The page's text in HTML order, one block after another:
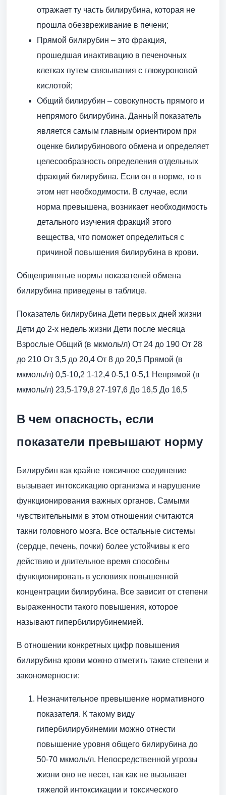
отражает ту часть билирубина, которая не
прошла обезвреживание в печени;
Прямой билирубин – это фракция,
прошедшая инактивацию в печеночных
клетках путем связывания с глюкуроновой
кислотой;
Общий билирубин – совокупность прямого и
непрямого билирубина. Данный показатель
является самым главным ориентиром при
оценке билирубинового обмена и определяет
целесообразность определения отдельных
фракций билирубина. Если он в норме, то в
этом нет необходимости. В случае, если
норма превышена, возникает необходимость
детального изучения фракций этого
вещества, что поможет определиться с
причиной повышения билирубина в крови.
Общепринятые нормы показателей обмена
билирубина приведены в таблице.
Показатель билирубина Дети первых дней жизни
Дети до 2-х недель жизни Дети после месяца
Взрослые Общий (в мкмоль/л) От 24 до 190 От 28
до 210 От 3,5 до 20,4 От 8 до 20,5 Прямой (в
мкмоль/л) 0,5-10,2 1-12,4 0-5,1 0-5,1 Непрямой (в
мкмоль/л) 23,5-179,8 27-197,6 До 16,5 До 16,5
В чем опасность, если
показатели превышают норму
Билирубин как крайне токсичное соединение
вызывает интоксикацию организма и нарушение
функционирования важных органов. Самыми
чувствительными в этом отношении считаются
такни головного мозга. Все остальные системы
(сердце, печень, почки) более устойчивы к его
действию и длительное время способны
функционировать в условиях повышенной
концентрации билирубина. Все зависит от степени
выраженности такого повышения, которое
называют гипербилирубинемией.
В отношении конкретных цифр повышения
билирубина крови можно отметить такие степени и
закономерности:
Незначительное превышение нормативного
показателя. К такому виду
гипербилирубинемии можно отнести
повышение уровня общего билирубина до
50-70 мкмоль/л. Непосредственной угрозы
жизни оно не несет, так как не вызывает
тяжелой интоксикации и токсического